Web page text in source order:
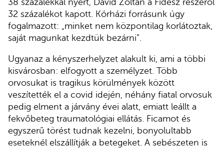
38 százalékkal nyert, Dávid Zoltán a Fidesz részéről
32 százalékot kapott. Kórházi forrásunk úgy
fogalmazott: „minket nem központilag korlátoztak,
saját magunkat kezdtük bezárni”.
Ugyanaz a kényszerhelyzet alakult ki, ami a többi
kisvárosban: elfogyott a személyzet. Több
orvosukat is tragikus körülmények között
veszítették el a covid idején, néhány fiatal orvosuk
pedig elment a járvány évei alatt, emiatt leállt a
fekvőbeteg traumatológiai ellátás. Ficamot és
egyszerű törést tudnak kezelni, bonyolultabb
eseteknél elszállítják a betegeket. A sebészeten is